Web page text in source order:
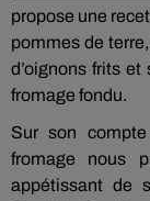
propose une
pommes de
d’oignons frits
fromage fondu.
Sur son compte
fromage nous
appétissant de